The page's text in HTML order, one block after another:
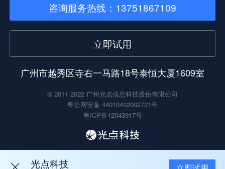
咨询服务热线：13751867109
立即试用
广州市越秀区寺右一马路18号泰恒大厦1609室
© 2011-2022 广州光点信息科技股份有限公司
粤公网安备 44010402002721号
粤ICP备12043917号
光点科技